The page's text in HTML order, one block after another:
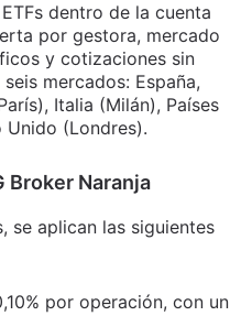
dentro de la cuenta
por gestora, mercado
y cotizaciones sin
mercados: España,
Italia (Milán), Países
Unido (Londres).
Broker Naranja
se aplican las siguientes
por operación, con un